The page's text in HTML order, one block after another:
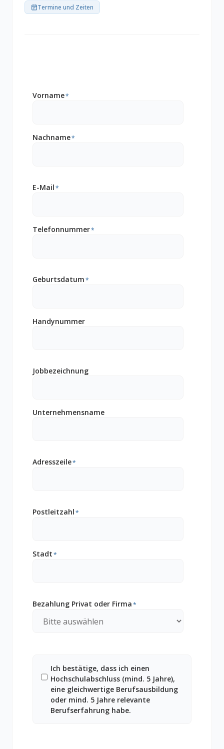
Termine und Zeiten
Vorname*
Nachname*
E-Mail*
Telefonnummer*
Geburtsdatum*
Handynummer
Jobbezeichnung
Unternehmensname
Adresszeile*
Postleitzahl*
Stadt*
Bezahlung Privat oder Firma*
Ich bestätige, dass ich einen
Hochschulabschluss (mind. 5 Jahre),
eine gleichwertige Berufsausbildung
oder mind. 5 Jahre relevante
Berufserfahrung habe.